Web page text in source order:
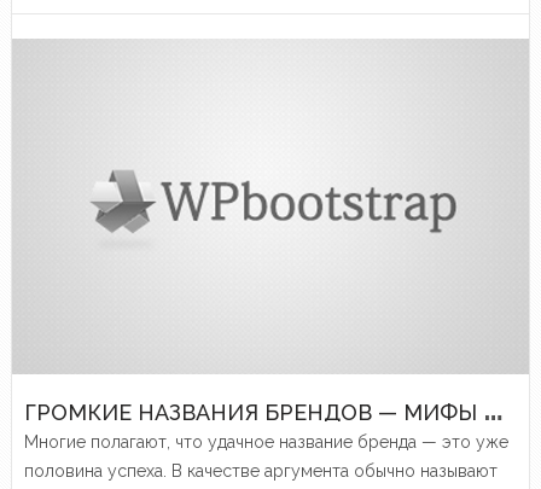
Г
РОМКИЕ НАЗВАНИЯ БРЕНДОВ — МИФЫ И ЛЕГЕНДЫ
Многие полагают, что удачное название бренда — это уже
половина успеха. В качестве аргумента обычно называют